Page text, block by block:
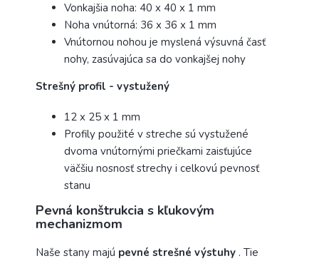
Vonkajšia noha: 40 x 40 x 1 mm
Noha vnútorná: 36 x 36 x 1 mm
Vnútornou nohou je myslená výsuvná časť
nohy, zasúvajúca sa do vonkajšej nohy
Strešný profil - vystužený
12 x 25 x 1 mm
Profily použité v streche sú vystužené
dvoma vnútornými priečkami zaisťujúce
väčšiu nosnosť strechy i celkovú pevnosť
stanu
Pevná konštrukcia s kľukovým
mechanizmom
Naše stany majú pevné strešné výstuhy . Tie